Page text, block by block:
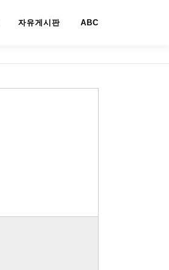
자유게시판 ABC